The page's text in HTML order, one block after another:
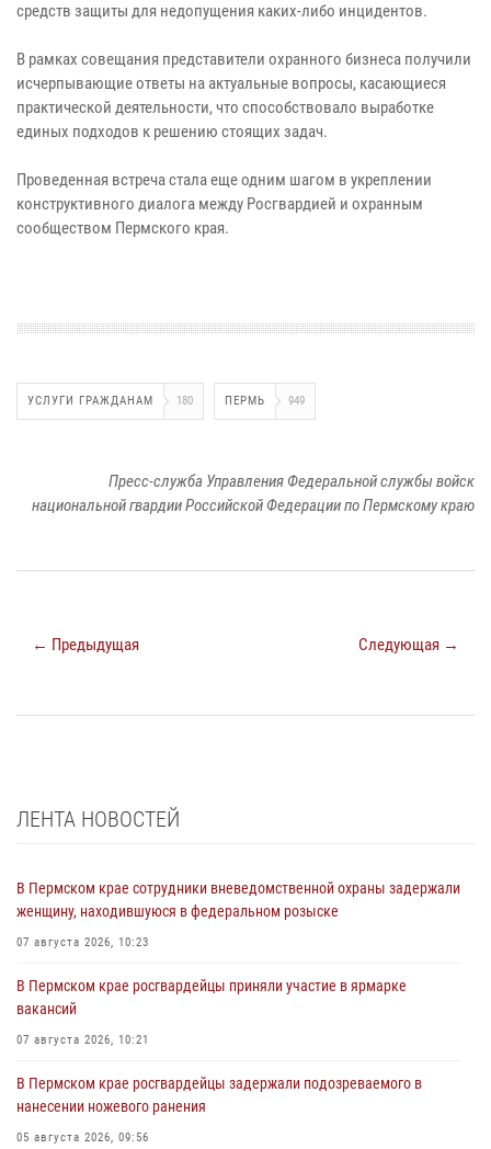
средств защиты для недопущения каких-либо инцидентов.
В рамках совещания представители охранного бизнеса получили
исчерпывающие ответы на актуальные вопросы, касающиеся
практической деятельности, что способствовало выработке
единых подходов к решению стоящих задач.
Проведенная встреча стала еще одним шагом в укреплении
конструктивного диалога между Росгвардией и охранным
сообществом Пермского края.
УСЛУГИ ГРАЖДАНАМ 180 ПЕРМЬ 949
Пресс-служба Управления Федеральной службы войск
национальной гвардии Российской Федерации по Пермскому краю
← Предыдущая Следующая →
ЛЕНТА НОВОСТЕЙ
В Пермском крае сотрудники вневедомственной охраны задержали
женщину, находившуюся в федеральном розыске
07 августа 2026, 10:23
В Пермском крае росгвардейцы приняли участие в ярмарке
вакансий
07 августа 2026, 10:21
В Пермском крае росгвардейцы задержали подозреваемого в
нанесении ножевого ранения
05 августа 2026, 09:56